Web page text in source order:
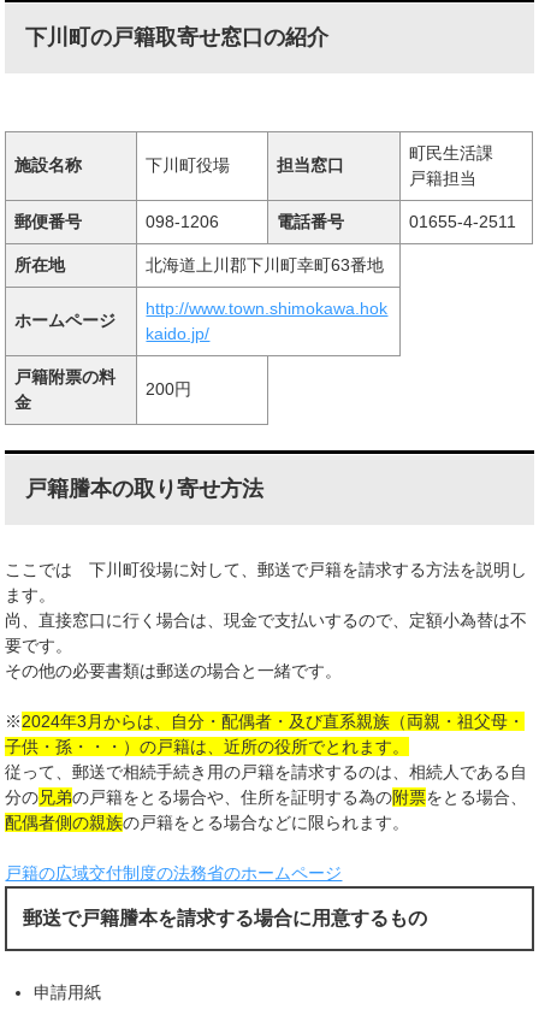
下川町の戸籍取寄せ窓口の紹介
施設名称 下川町役場 担当窓口
町民生活課
戸籍担当
郵便番号 098-1206 電話番号 01655-4-2511
所在地 北海道上川郡下川町幸町63番地
ホームページ
http://www.town.shimokawa.hok
kaido.jp/
戸籍附票の料
金
200円
戸籍謄本の取り寄せ方法
ここでは 下川町役場に対して、郵送で戸籍を請求する方法を説明し
ます。
尚、直接窓口に行く場合は、現金で支払いするので、定額小為替は不
要です。
その他の必要書類は郵送の場合と一緒です。
※2024年3月からは、自分・配偶者・及び直系親族（両親・祖父母・
子供・孫・・・）の戸籍は、近所の役所でとれます。
従って、郵送で相続手続き用の戸籍を請求するのは、相続人である自
分の兄弟の戸籍をとる場合や、住所を証明する為の附票をとる場合、
配偶者側の親族の戸籍をとる場合などに限られます。
戸籍の広域交付制度の法務省のホームページ
郵送で戸籍謄本を請求する場合に用意するもの
申請用紙